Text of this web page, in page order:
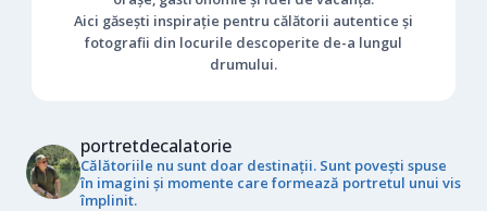
Aici găsești inspirație pentru călătorii autentice și
fotografii din locurile descoperite de-a lungul
drumului.
portretdecalatorie
Călătoriile nu sunt doar destinații. Sunt povești spuse
în imagini și momente care formează portretul unui vis
împlinit.